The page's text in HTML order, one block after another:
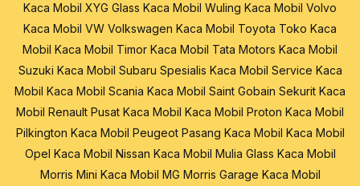
Kaca Mobil XYG Glass Kaca Mobil Wuling Kaca Mobil Volvo
Kaca Mobil VW Volkswagen Kaca Mobil Toyota Toko Kaca
Mobil Kaca Mobil Timor Kaca Mobil Tata Motors Kaca Mobil
Suzuki Kaca Mobil Subaru Spesialis Kaca Mobil Service Kaca
Mobil Kaca Mobil Scania Kaca Mobil Saint Gobain Sekurit Kaca
Mobil Renault Pusat Kaca Mobil Kaca Mobil Proton Kaca Mobil
Pilkington Kaca Mobil Peugeot Pasang Kaca Mobil Kaca Mobil
Opel Kaca Mobil Nissan Kaca Mobil Mulia Glass Kaca Mobil
Morris Mini Kaca Mobil MG Morris Garage Kaca Mobil